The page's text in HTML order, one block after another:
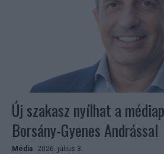
Új szakasz nyílhat a
Borsány-Gyenes Andrással
Média 2026. július 3.